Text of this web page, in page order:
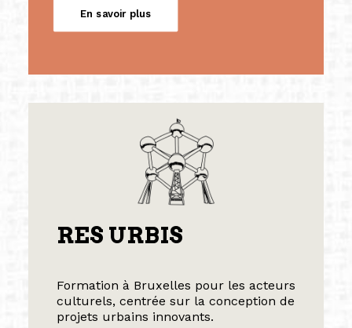
En savoir plus
RES URBIS
Formation à Bruxelles pour les acteurs
culturels, centrée sur la conception de
projets urbains innovants.